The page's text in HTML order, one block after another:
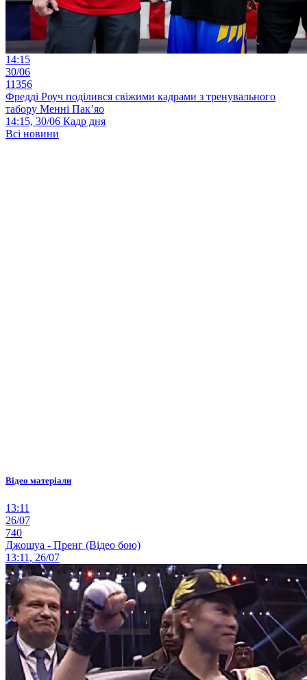
14:15
30/06
11356
Фредді Роуч поділився свіжими кадрами з тренувального
табору Менні Пак’яо
14:15, 30/06 Кадр дня
Всі новини
Відео матеріали
13:11
26/07
740
Джошуа - Пренг (Відео бою)
13:11, 26/07